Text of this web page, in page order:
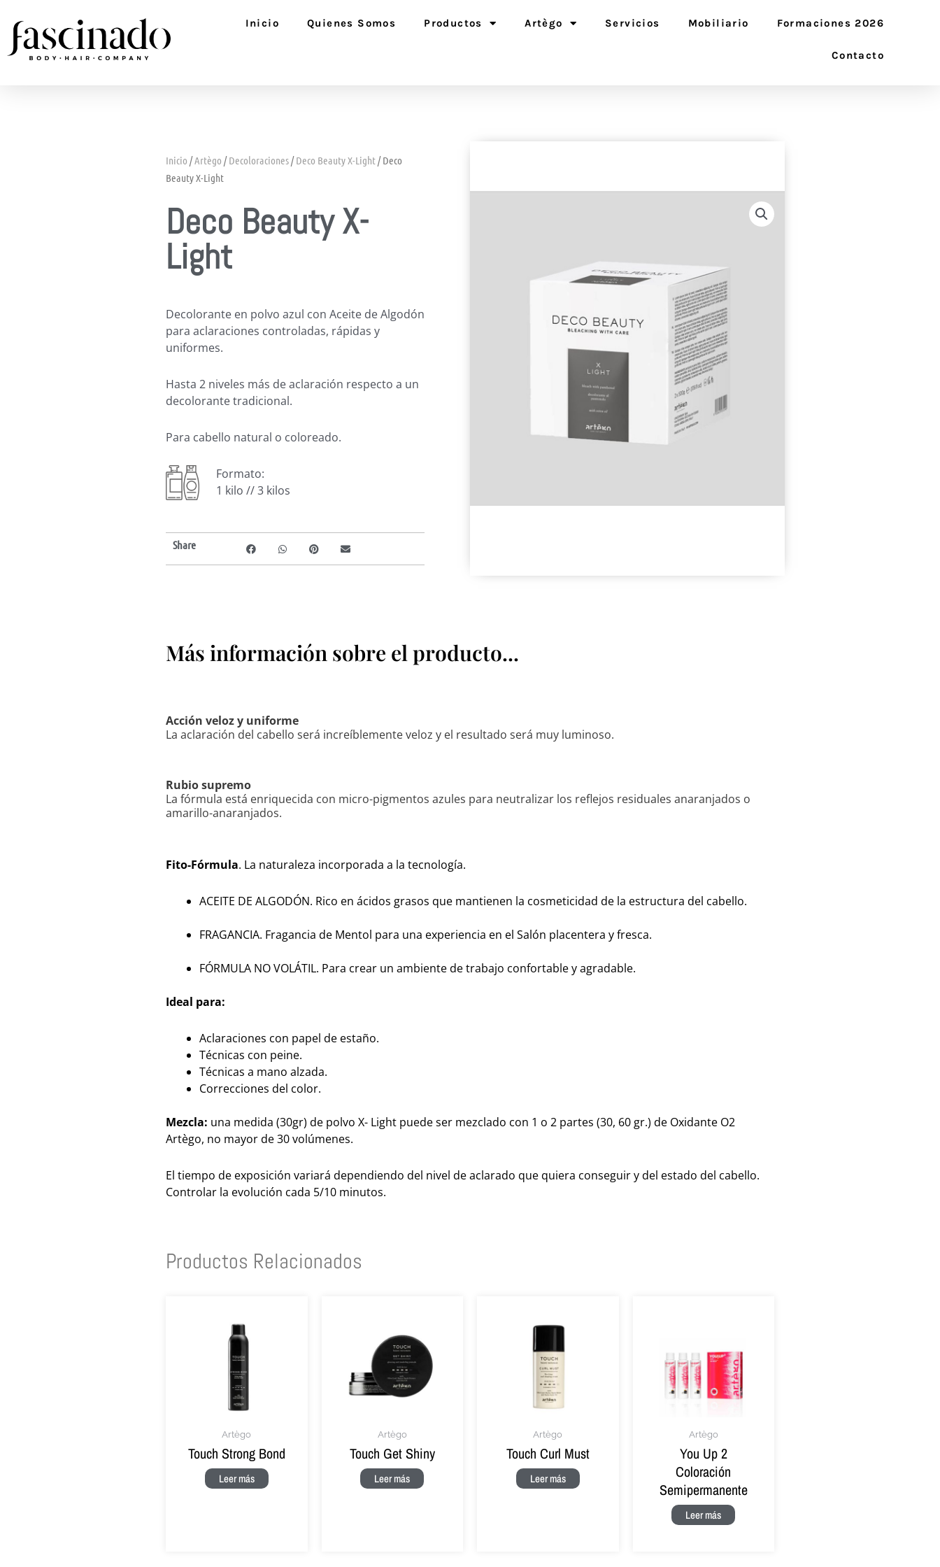
contenido
Inicio Quienes Somos Productos Artègo Servicios Mobiliario Formaciones 2026
Contacto
Inicio /Artègo /Decoloraciones/Deco Beauty X-Light/ Deco
Beauty X-Light
Deco Beauty X-
Light
Decolorante en polvo azul con Aceite de Algodón
para aclaraciones controladas, rápidas y
uniformes.
Hasta 2 niveles más de aclaración respecto a un
decolorante tradicional.
Para cabello natural o coloreado.
Formato:
1 kilo // 3 kilos
Share
Más información sobre el producto...
Acción veloz y uniforme
La aclaración del cabello será increíblemente veloz y el resultado será muy luminoso.
Rubio supremo
La fórmula está enriquecida con micro-pigmentos azules para neutralizar los reflejos residuales anaranjados o
amarillo-anaranjados.
Fito-Fórmula. La naturaleza incorporada a la tecnología.
ACEITE DE ALGODÓN. Rico en ácidos grasos que mantienen la cosmeticidad de la estructura del cabello.
FRAGANCIA. Fragancia de Mentol para una experiencia en el Salón placentera y fresca.
FÓRMULA NO VOLÁTIL. Para crear un ambiente de trabajo confortable y agradable.
Ideal para:
Aclaraciones con papel de estaño.
Técnicas con peine.
Técnicas a mano alzada.
Correcciones del color.
Mezcla: una medida (30gr) de polvo X- Light puede ser mezclado con 1 o 2 partes (30, 60 gr.) de Oxidante O2
Artègo, no mayor de 30 volúmenes.
El tiempo de exposición variará dependiendo del nivel de aclarado que quiera conseguir y del estado del cabello.
Controlar la evolución cada 5/10 minutos.
Productos Relacionados
Artègo
Touch Strong Bond
Leer más
Artègo
Touch Get Shiny
Leer más
Artègo
Touch Curl Must
Leer más
Artègo
You Up 2
Coloración
Semipermanente
Leer más